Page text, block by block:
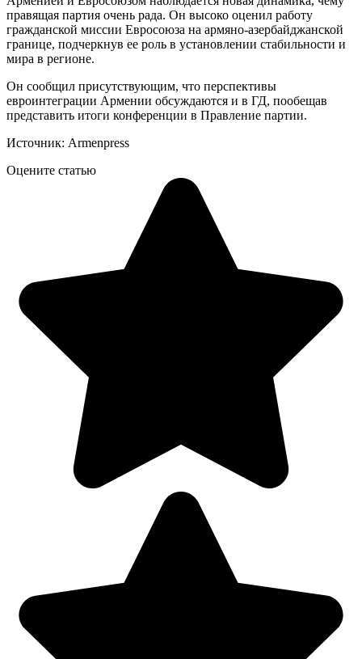
правящая партия очень рада. Он высоко оценил работу
гражданской миссии Евросоюза на армяно-азербайджанской
границе, подчеркнув ее роль в установлении стабильности и
мира в регионе.
Он сообщил присутствующим, что перспективы
евроинтеграции Армении обсуждаются и в ГД, пообещав
представить итоги конференции в Правление партии.
Источник: Armenpress
Оцените статью